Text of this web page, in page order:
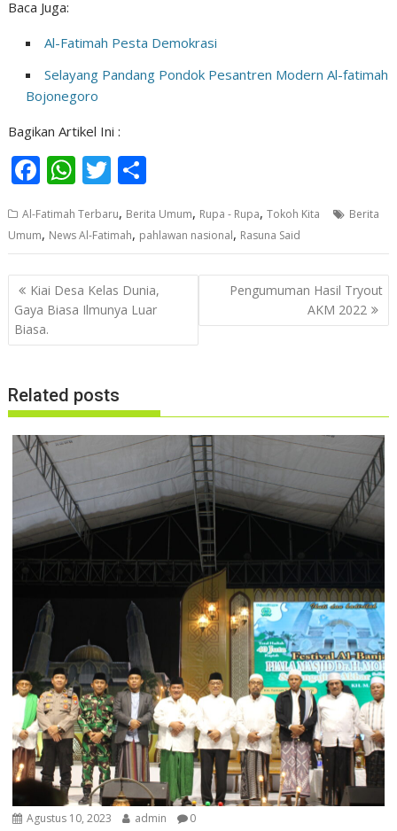
Baca Juga:
Al-Fatimah Pesta Demokrasi
Selayang Pandang Pondok Pesantren Modern Al-fatimah
Bojonegoro
Bagikan Artikel Ini :
F
e
b
o
o
k
W
at
s
A
p
p
T
itt
er
ar
e
Al-Fatimah Terbaru, Berita Umum, Rupa - Rupa,Tokoh Kita
Berita
Umum, News Al-Fatimah, pahlawan nasional, Rasuna Said
Navigasi
pos
Kiai Desa Kelas Dunia,
Gaya Biasa Ilmunya Luar
Biasa.
Pengumuman Hasil Tryout
AKM 2022
Related posts
Agustus 10, 2023 admin 0